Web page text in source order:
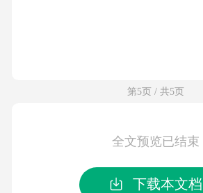
第5页 / 共5页
全文预览已结束
下载本文档